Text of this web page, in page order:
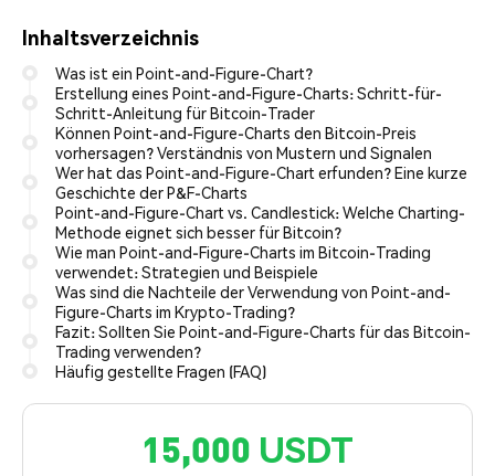
Inhaltsverzeichnis
Was ist ein Point-and-Figure-Chart?
Erstellung eines Point-and-Figure-Charts: Schritt-für-
Schritt-Anleitung für Bitcoin-Trader
Können Point-and-Figure-Charts den Bitcoin-Preis
vorhersagen? Verständnis von Mustern und Signalen
Wer hat das Point-and-Figure-Chart erfunden? Eine kurze
Geschichte der P&F-Charts
Point-and-Figure-Chart vs. Candlestick: Welche Charting-
Methode eignet sich besser für Bitcoin?
Wie man Point-and-Figure-Charts im Bitcoin-Trading
verwendet: Strategien und Beispiele
Was sind die Nachteile der Verwendung von Point-and-
Figure-Charts im Krypto-Trading?
Fazit: Sollten Sie Point-and-Figure-Charts für das Bitcoin-
Trading verwenden?
Häufig gestellte Fragen (FAQ)
15,000 USDT